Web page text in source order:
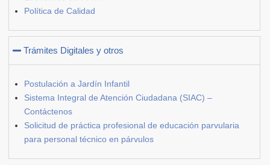
Política de Calidad
Trámites Digitales y otros
Postulación a Jardín Infantil
Sistema Integral de Atención Ciudadana (SIAC) –
Contáctenos
Solicitud de práctica profesional de educación parvularia
para personal técnico en párvulos